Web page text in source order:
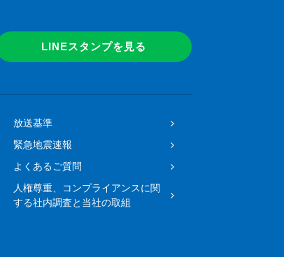
LINEスタンプを見る
放送基準
緊急地震速報
よくあるご質問
人権尊重、コンプライアンスに関
する社内調査と当社の取組